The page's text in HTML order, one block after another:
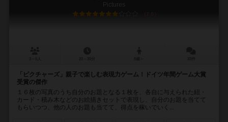
Pictures
7.0
「ピクチャーズ」親子で楽しむ表現力ゲーム！ドイツ年間ゲーム大賞
受賞の傑作
１６枚の写真のうち自分のお題となる１枚を、各自に与えられた紐・
カード・積み木などのお絵描きセットで表現し、自分のお題を当てて
もらいつつ、他の人のお題も当てて、得点を稼いでいく...